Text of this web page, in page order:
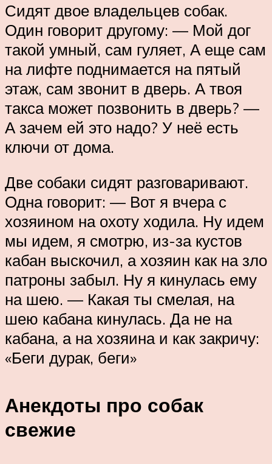
Сидят двое владельцев собак.
Один говорит другому: — Мой дог
такой умный, сам гуляет, А еще сам
на лифте поднимается на пятый
этаж, сам звонит в дверь. А твоя
такса может позвонить в дверь? —
А зачем ей это надо? У неё есть
ключи от дома.
Две собаки сидят разговаривают.
Одна говорит: — Вот я вчера с
хозяином на охоту ходила. Ну идем
мы идем, я смотрю, из-за кустов
кабан выскочил, а хозяин как на зло
патроны забыл. Ну я кинулась ему
на шею. — Какая ты смелая, на
шею кабана кинулась. Да не на
кабана, а на хозяина и как закричу:
«Беги дурак, беги»
Анекдоты про собак
свежие